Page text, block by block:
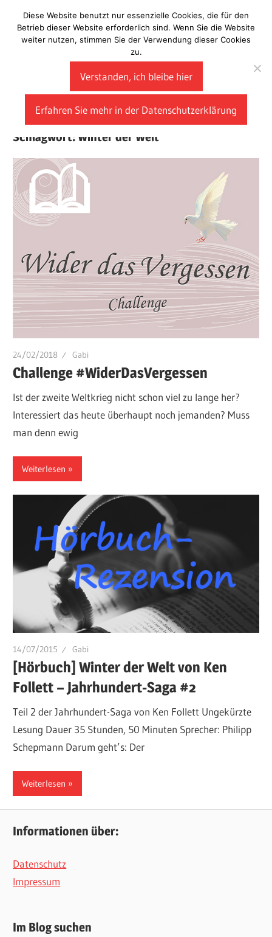
Inhalt
springen
Laberladen
Schlagwort: Winter der Welt
24/02/2018 Gabi
Challenge #WiderDasVergessen
Ist der zweite Weltkrieg nicht schon viel zu lange her?
Interessiert das heute überhaupt noch jemanden? Muss
man denn ewig
Weiterlesen
14/07/2015 Gabi
[Hörbuch] Winter der Welt von Ken
Follett – Jahrhundert-Saga #2
Teil 2 der Jahrhundert-Saga von Ken Follett Ungekürzte
Lesung Dauer 35 Stunden, 50 Minuten Sprecher: Philipp
Schepmann Darum geht’s: Der
Weiterlesen
Informationen über:
Datenschutz
Impressum
Im Blog suchen
Diese Website benutzt nur essenzielle Cookies, die für den
Betrieb dieser Website erforderlich sind. Wenn Sie die Website
weiter nutzen, stimmen Sie der Verwendung dieser Cookies
zu.
Verstanden, ich bleibe hier
Erfahren Sie mehr in der Datenschutzerklärung